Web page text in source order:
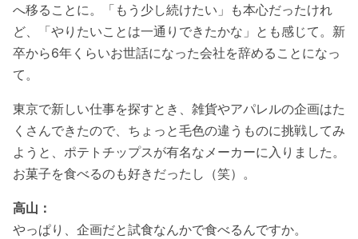
へ移ることに。「もう少し続けたい」も本心だったけれ
ど、「やりたいことは一通りできたかな」とも感じて。新
卒から6年くらいお世話になった会社を辞めることになっ
て。
東京で新しい仕事を探すとき、雑貨やアパレルの企画はた
くさんできたので、ちょっと毛色の違うものに挑戦してみ
ようと、ポテトチップスが有名なメーカーに入りました。
お菓子を食べるのも好きだったし（笑）。
高山：
やっぱり、企画だと試食なんかで食べるんですか。